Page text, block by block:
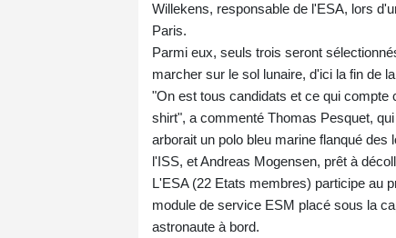
Willekens, responsable de l'ESA, lors
Paris.
Parmi eux, seuls trois seront
marcher sur le sol lunaire, d'ici la fin de
"On est tous candidats et ce qui
shirt", a commenté Thomas Pesquet,
arborait un polo bleu marine flanqué
l'ISS, et Andreas Mogensen, prêt à
L'ESA (22 Etats membres) participe au
module de service ESM placé sous la
astronaute à bord.